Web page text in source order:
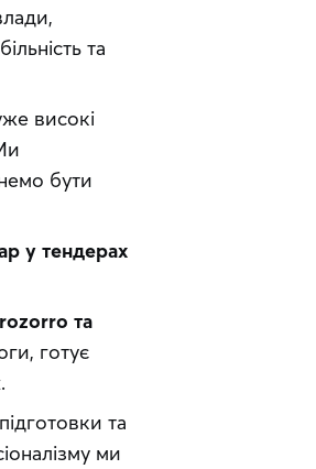
та
високі
бути
у тендерах
та
готує
та
ми